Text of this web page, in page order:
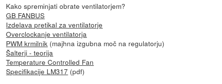
Kako spreminjati obrate ventilatorjem?
GB FANBUS
Izdelava pretikal za ventilatorje
Overclockanje ventilatorja
PWM krmilnik (majhna izgubna moč na regulatorju)
Šalterji - teorija
Temperature Controlled Fan
Specifikacije LM317 (pdf)